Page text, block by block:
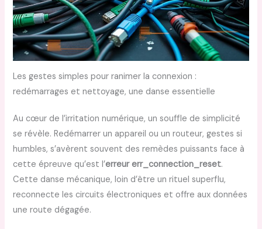
Les gestes simples pour ranimer la connexion :
redémarrages et nettoyage, une danse essentielle
Au cœur de l’irritation numérique, un souffle de simplicité
se révèle. Redémarrer un appareil ou un routeur, gestes si
humbles, s’avèrent souvent des remèdes puissants face à
cette épreuve qu’est l’erreur err_connection_reset.
Cette danse mécanique, loin d’être un rituel superflu,
reconnecte les circuits électroniques et offre aux données
une route dégagée.